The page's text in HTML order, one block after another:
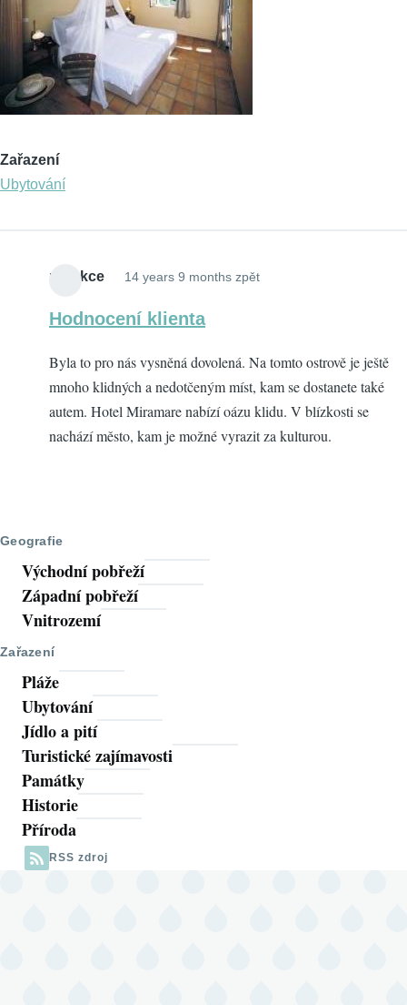
Zařazení
Ubytování
redakce 14 years 9 months zpět
Hodnocení klienta
Byla to pro nás vysněná dovolená. Na tomto ostrově je ještě
mnoho klidných a nedotčeným míst, kam se dostanete také
autem. Hotel Miramare nabízí oázu klidu. V blízkosti se
nachází město, kam je možné vyrazit za kulturou.
Geografie
Východní pobřeží
Západní pobřeží
Vnitrozemí
Zařazení
Pláže
Ubytování
Jídlo a pití
Turistické zajímavosti
Památky
Historie
Příroda
RSS zdroj